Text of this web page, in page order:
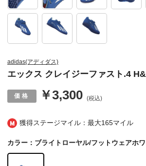
獲得ステージマイル：最大165マイル
adidas(アディダス)
エックス クレイジーファスト.4
￥3,300 (税込)
カラー：ブライトローヤル/フットウェアホ